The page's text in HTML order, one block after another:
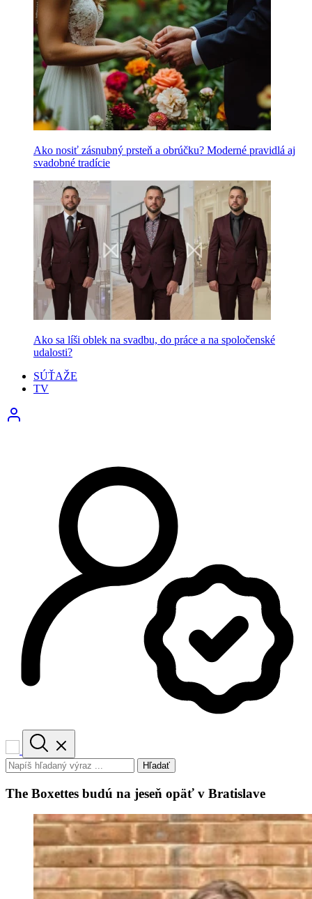
Ako nosiť zásnubný prsteň a obrúčku? Moderné pravidlá aj
svadobné tradície
Ako sa líši oblek na svadbu, do práce a na spoločenské
udalosti?
SÚŤAŽE
TV
Hľadať
The Boxettes budú na jeseň opäť v Bratislave